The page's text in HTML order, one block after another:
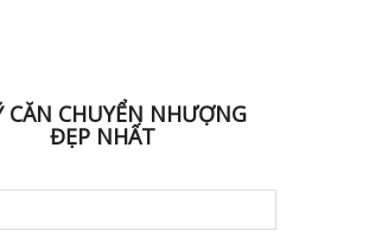
CĂN CHUYỂN NHƯỢNG
ĐẸP NHẤT